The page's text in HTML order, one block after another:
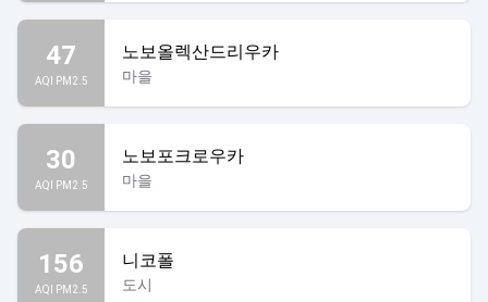
47
AQI PM2.5
노보올렉산드리우카
마을
30
AQI PM2.5
노보포크로우카
마을
156
AQI PM2.5
니코폴
도시